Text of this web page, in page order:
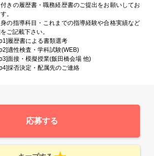
きの履歴書・職務経歴書のご提出をお願いしてお
。
の指導科目・これまでの指導経験や合格実績など
ご記載下さい。
履歴書による書類選考
適性検査・学科試験(WEB)
面接・模擬授業(飯田橋会場 他)
採否決定・配属先のご連絡
応募する